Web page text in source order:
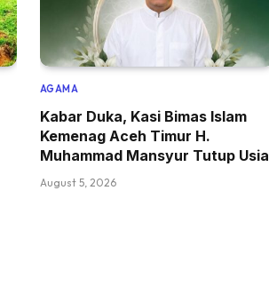
AGAMA
Kabar Duka, Kasi Bimas Islam
Kemenag Aceh Timur H.
Muhammad Mansyur Tutup Usia
August 5, 2026